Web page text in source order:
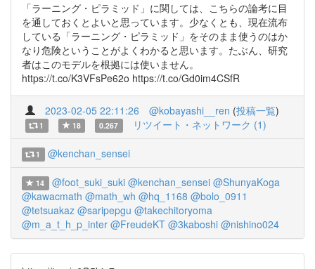
「ラーニング・ピラミッド」に関しては、こちらの論考に目
を通しておくとよいと思っています。少なくとも、現在流布
している「ラーニング・ピラミッド」をそのまま使うのはか
なり危険ということがよくわかると思います。たぶん、研究
者はこのモデルを根拠には使いません。
https://t.co/K3VFsPe62o https://t.co/Gd0im4CSfR
2023-02-05 22:11:26 @kobayashi__ren (投稿一覧)
1 18 0.267 リツイート・ネットワーク (1)
1 @kenchan_sensei
14 @foot_suki_suki @kenchan_sensei @ShunyaKoga
@kawacmath @math_wh @hq_1168 @bolo_0911
@tetsuakaz @saripepgu @takechitoryoma
@m_a_t_h_p_inter @FreudeKT @3kaboshi @nishino024